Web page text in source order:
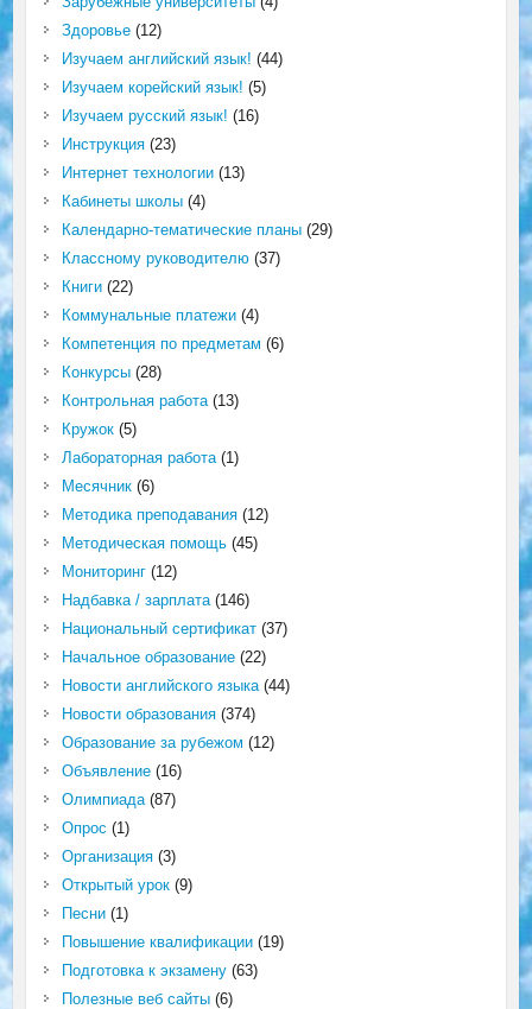
Здоровье(12)
Изучаем английский язык! (44)
Изучаем корейский язык! (5)
Изучаем русский язык! (16)
Инструкция(23)
Интернет технологии(13)
Кабинеты школы(4)
Календарно-тематические планы(29)
Классному руководителю(37)
Книги(22)
Коммунальные платежи(4)
Компетенция по предметам (6)
Конкурсы(28)
Контрольная работа(13)
Кружок(5)
Лабораторная работа(1)
Месячник(6)
Методика преподавания(12)
Методическая помощь(45)
Мониторинг(12)
Надбавка / зарплата(146)
Национальный сертификат(37)
Начальное образование(22)
Новости английского языка(44)
Новости образования(374)
Образование за рубежом (12)
Объявление(16)
Олимпиада(87)
Опрос (1)
Организация(3)
Открытый урок(9)
Песни(1)
Повышение квалификации(19)
Подготовка к экзамену(63)
Полезные веб сайты(6)